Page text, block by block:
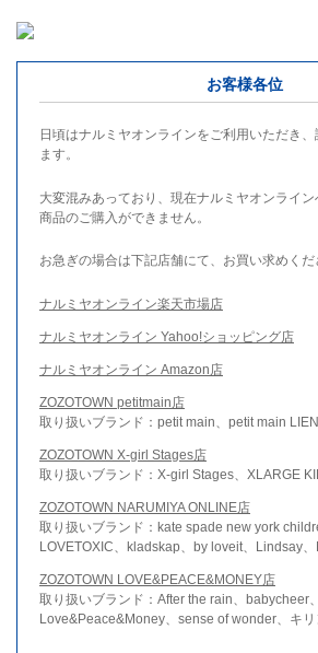
お客様各位
日頃はナルミヤオンラインをご利用いただき
ます。
大変混みあっており、現在ナルミヤオンライ
商品のご購入ができません。
お急ぎの場合は下記店舗にて、お買い求めくだ
ナルミヤオンライン楽天市場店
ナルミヤオンライン Yahoo!ショッピング店
ナルミヤオンライン Amazon店
ZOZOTOWN petitmain店
取り扱いブランド：petit main、petit main
ZOZOTOWN X-girl Stages店
取り扱いブランド：X-girl Stages、XLARGE
ZOZOTOWN NARUMIYA ONLINE店
取り扱いブランド：kate spade new york
LOVETOXIC、kladskap、by loveit、Lindsay
ZOZOTOWN LOVE&PEACE&MONEY店
取り扱いブランド：After the rain、babycheer、
Love&Peace&Money、sense of wonder、キリ